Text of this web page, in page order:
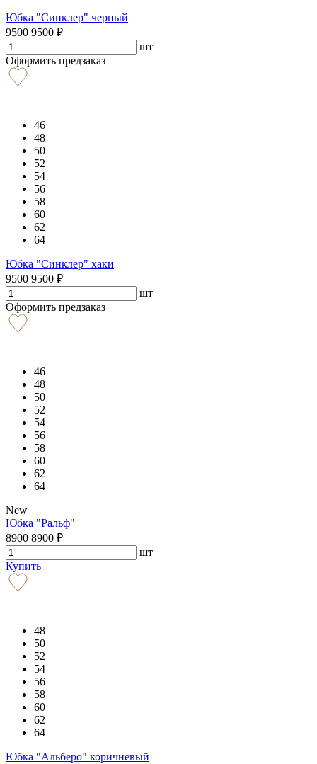
Юбка "Синклер" черный
9500 9500 ₽
шт
Оформить предзаказ
46
48
50
52
54
56
58
60
62
64
Юбка "Синклер" хаки
9500 9500 ₽
шт
Оформить предзаказ
46
48
50
52
54
56
58
60
62
64
New
Юбка "Ральф"
8900 8900 ₽
шт
Купить
48
50
52
54
56
58
60
62
64
Юбка "Альберо" коричневый